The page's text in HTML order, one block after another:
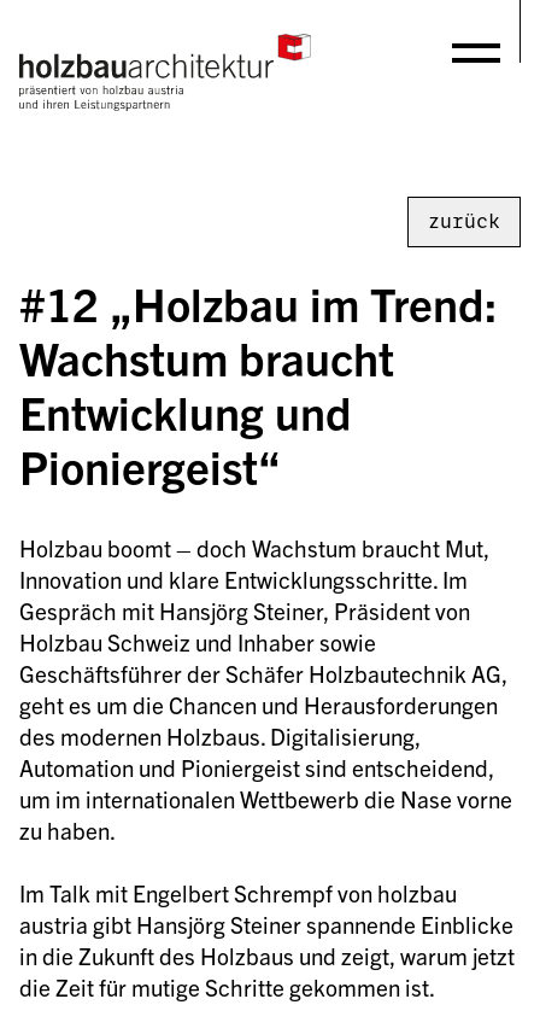
zurück
#12 „Holzbau im Trend:
Wachstum braucht
Entwicklung und
Pioniergeist“
Holzbau boomt – doch Wachstum braucht Mut,
Innovation und klare Entwicklungsschritte. Im
Gespräch mit Hansjörg Steiner, Präsident von
Holzbau Schweiz und Inhaber sowie
Geschäftsführer der Schäfer Holzbautechnik AG,
geht es um die Chancen und Herausforderungen
des modernen Holzbaus. Digitalisierung,
Automation und Pioniergeist sind entscheidend,
um im internationalen Wettbewerb die Nase vorne
zu haben.
Im Talk mit Engelbert Schrempf von holzbau
austria gibt Hansjörg Steiner spannende Einblicke
in die Zukunft des Holzbaus und zeigt, warum jetzt
die Zeit für mutige Schritte gekommen ist.